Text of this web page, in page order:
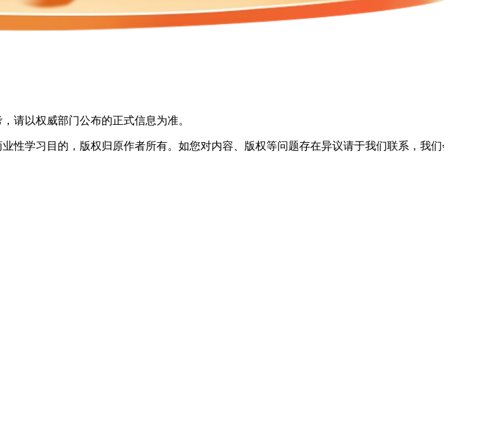
请以权威部门公布的正式信息为准。
学习目的，版权归原作者所有。如您对内容、版权等问题存在异议请于我们联系，我们会及时处